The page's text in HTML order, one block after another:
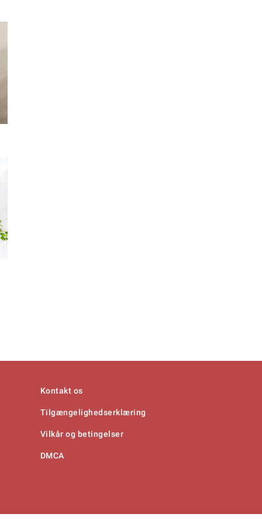
Kontakt os
Tilgængelighedserklæring
Vilkår og betingelser
DMCA